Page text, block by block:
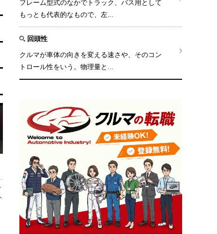
フレーム型式のなかでトラック、バス用として
もっとも代表的なもので、左...
回頭性
クルマが車体の向きを変える速さや、そのコン
トロール性をいう。物理量と...